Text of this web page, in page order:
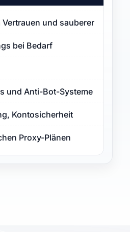
und sauberer Proxy-
bei Bedarf
und Anti-Bot-Systeme
Kontosicherheit
Proxy-Plänen